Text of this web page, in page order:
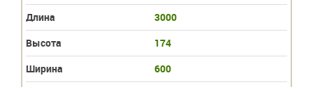
Длина
3000
Высота
174
Ширина
600